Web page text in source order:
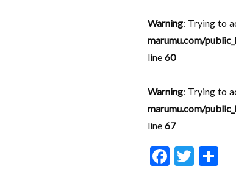
Warning: Trying to
marumu.com/
line60
Warning: Trying to
marumu.com/
line67
F
ac
T
w